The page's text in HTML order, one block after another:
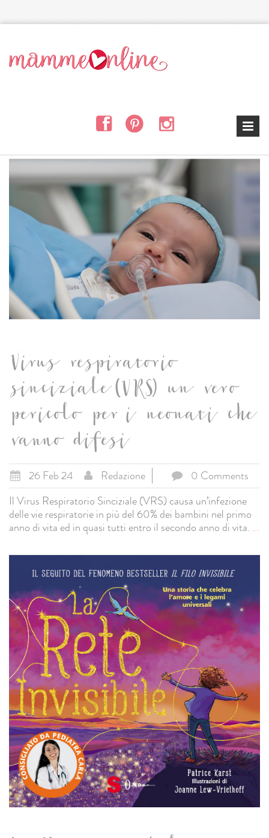
Virus respiratorio
sinciziale (VRS) un vero
pericolo per i neonati che
vanno difesi
26 Feb 24 Redazione
0 Comments
Il Virus Respiratorio Sinciziale (VRS) causa un’infezione
delle vie respiratorie in più del 60% dei bambini nel primo
anno di vita ed in quasi tutti entro il secondo anno di vita. ...